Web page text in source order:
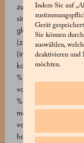
Indem Sie auf
Gerät
Sie können
auswählen,
deaktivieren und
möchten.
zucker),
sirup, zucker),
glukose-fruktose-
(zitronenschale,
(ingwer, zucker),
kakaobutter.
% (kakaobutter,
vanilleextrakt,
% (kakaobutter,
molke, butter.
vanilleextrakt),
haselnusspraliné